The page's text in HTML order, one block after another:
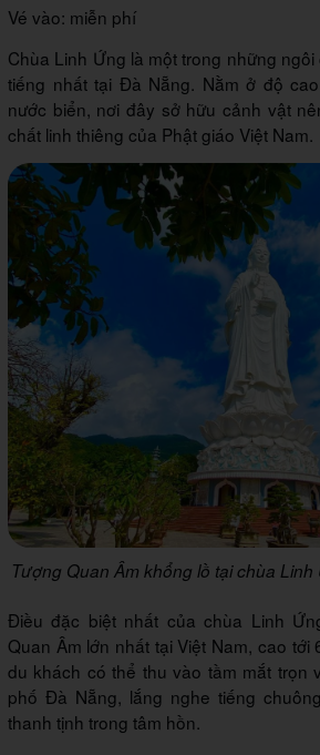
Vé vào: miễn phí
Chùa Linh Ứng là một trong những
tiếng nhất tại Đà Nẵng. Nằm ở độ
nước biển, nơi đây sở hữu cảnh vật
chất linh thiêng của Phật giáo Việt Nam.
Tượng Quan Âm khổng lồ tại chùa
Điều đặc biệt nhất của chùa Linh
Quan Âm lớn nhất tại Việt Nam, cao
du khách có thể thu vào tầm mắt trọn
phố Đà Nẵng, lắng nghe tiếng
thanh tịnh trong tâm hồn.